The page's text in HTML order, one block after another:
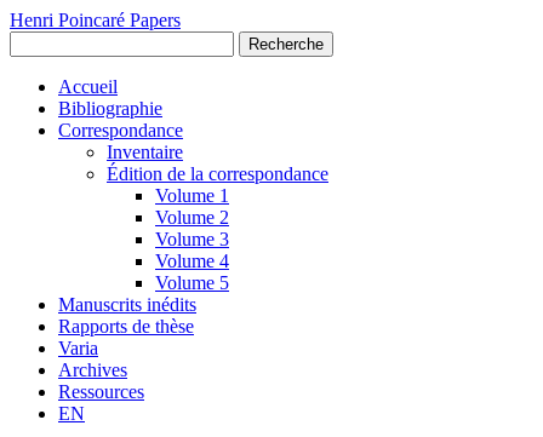
Henri Poincaré Papers
Recherche
Accueil
Bibliographie
Correspondance
Inventaire
Édition de la correspondance
Volume 1
Volume 2
Volume 3
Volume 4
Volume 5
Manuscrits inédits
Rapports de thèse
Varia
Archives
Ressources
EN